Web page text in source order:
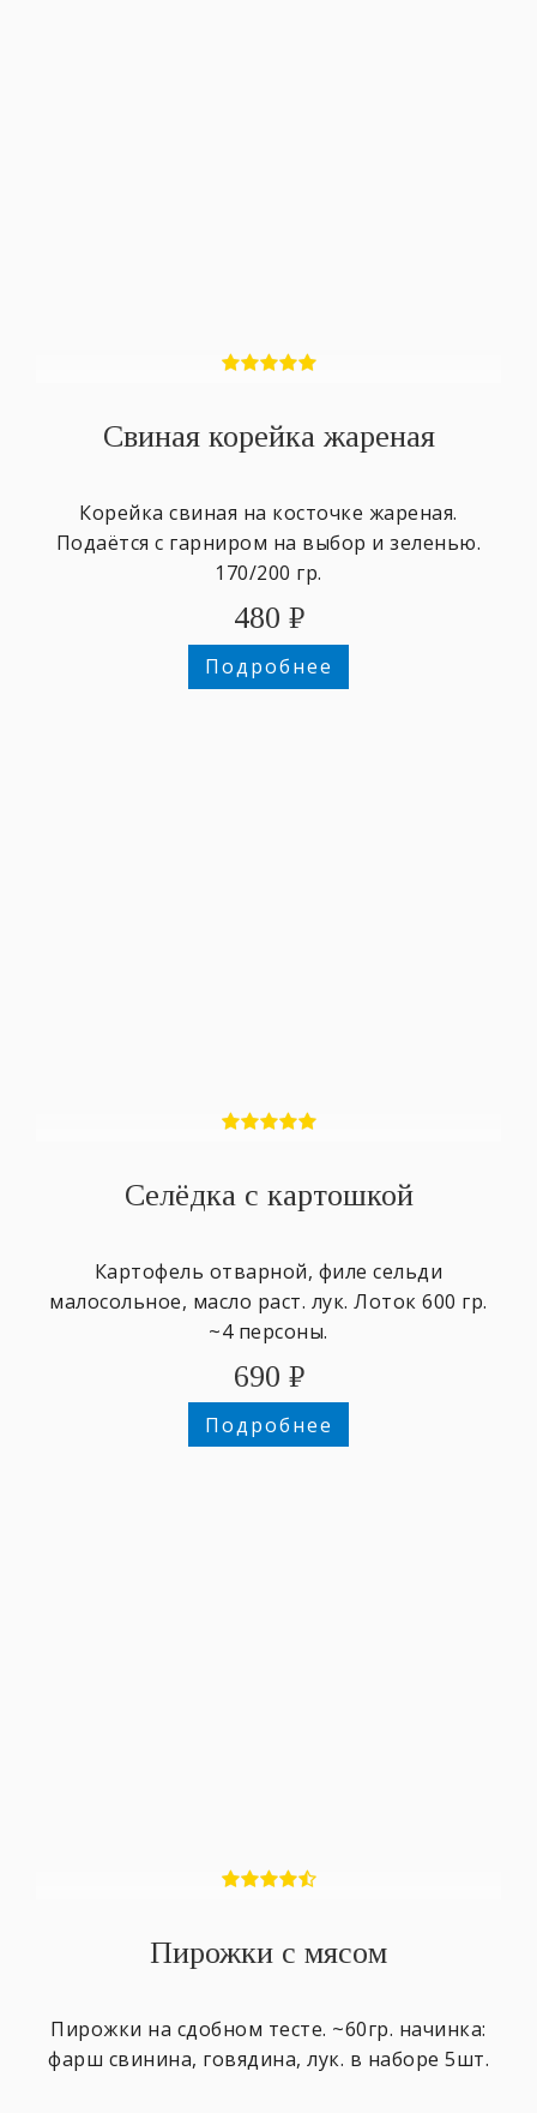
Свиная корейка жареная
Корейка свиная на косточке жареная.
Подаётся с гарниром на выбор и зеленью.
170/200 гр.
480 ₽
Подробнее
Селёдка с картошкой
Картофель отварной, филе сельди
малосольное, масло раст. лук. Лоток 600 гр.
~4 персоны.
690 ₽
Подробнее
Пирожки с мясом
Пирожки на сдобном тесте. ~60гр. начинка:
фарш свинина, говядина, лук. в наборе 5шт.